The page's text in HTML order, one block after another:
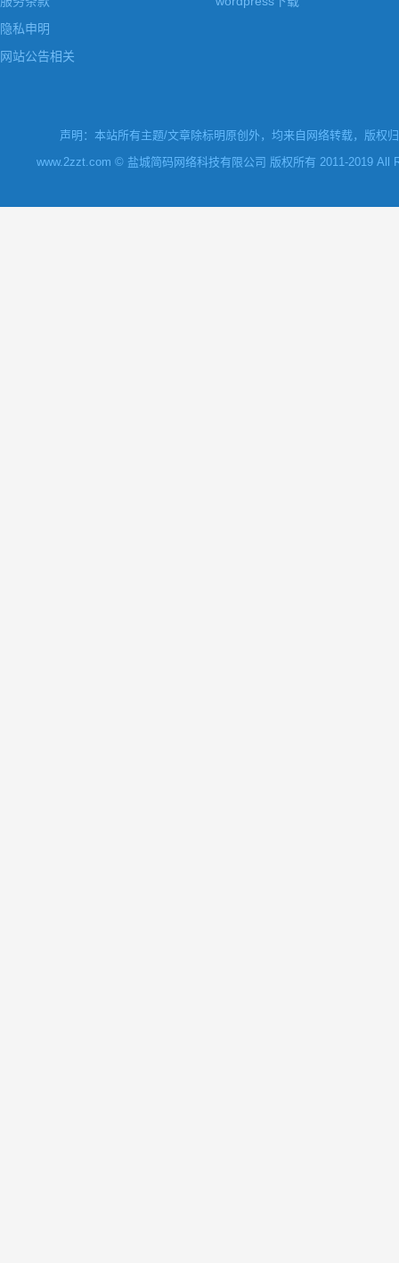
隐私申明
网站公告相关
声明：本站所有主题/文章除标明原创外，均来自网络转载，版权
www.2zzt.com © 盐城简码网络科技有限公司 版权所有 2011-2019